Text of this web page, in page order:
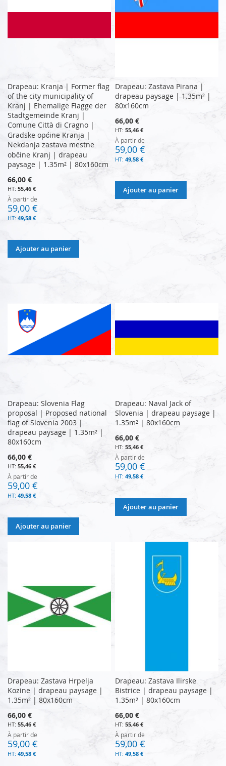
Drapeau: Kranja | Former flag
of the city municipality of
Kranj | Ehemalige Flagge der
Stadtgemeinde Kranj |
Comune Città di Cragno |
Gradske općine Kranja |
Nekdanja zastava mestne
občine Kranj | drapeau
paysage | 1.35m² | 80x160cm
66,00 €
55,46 €
À partir de
59,00 €
49,58 €
Ajouter au panier
Drapeau: Zastava Pirana |
drapeau paysage | 1.35m² |
80x160cm
66,00 €
55,46 €
À partir de
59,00 €
49,58 €
Ajouter au panier
Drapeau: Slovenia Flag
proposal | Proposed national
flag of Slovenia 2003 |
drapeau paysage | 1.35m² |
80x160cm
66,00 €
55,46 €
À partir de
59,00 €
49,58 €
Ajouter au panier
Drapeau: Naval Jack of
Slovenia | drapeau paysage |
1.35m² | 80x160cm
66,00 €
55,46 €
À partir de
59,00 €
49,58 €
Ajouter au panier
Drapeau: Zastava Hrpelja
Kozine | drapeau paysage |
1.35m² | 80x160cm
66,00 €
55,46 €
À partir de
59,00 €
49,58 €
Drapeau: Zastava Ilirske
Bistrice | drapeau paysage |
1.35m² | 80x160cm
66,00 €
55,46 €
À partir de
59,00 €
49,58 €